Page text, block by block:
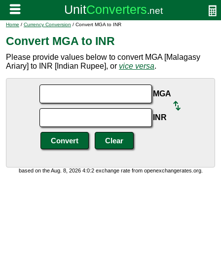
Home / Currency Conversion / Convert MGA to INR
Convert MGA to INR
Please provide values below to convert MGA [Malagasy
Ariary] to INR [Indian Rupee], or vice versa.
MGA
INR
based on the Aug. 8, 2026 4:0:2 exchange rate from openexchangerates.org.